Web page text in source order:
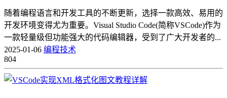
随着编程语言和开发工具的不断更新，选择一款高效、易用的
开发环境变得尤为重要。Visual Studio Code(简称VSCode)作为
一款轻量级但功能强大的代码编辑器，受到了广大开发者的...
2025-01-06 编程技术
804